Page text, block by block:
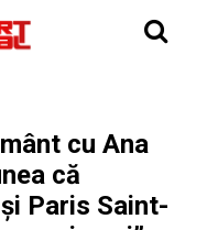
cu Ana
că
Paris Saint-